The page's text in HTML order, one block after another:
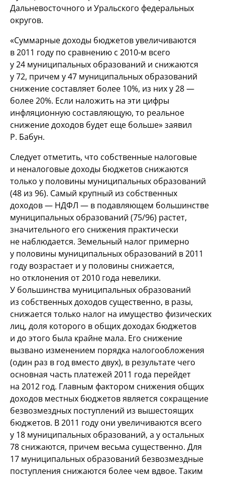
Дальневосточного и Уральского федеральных
округов.
«Суммарные доходы бюджетов увеличиваются
в 2011 году по сравнению с 2010-м всего
у 24 муниципальных образований и снижаются
у 72, причем у 47 муниципальных образований
снижение составляет более 10%, из них у 28 —
более 20%. Если наложить на эти цифры
инфляционную составляющую, то реальное
снижение доходов будет еще больше» заявил
Р. Бабун.
Следует отметить, что собственные налоговые
и неналоговые доходы бюджетов снижаются
только у половины муниципальных образований
(48 из 96). Самый крупный из собственных
доходов — НДФЛ — в подавляющем большинстве
муниципальных образований (75/96) растет,
значительного его снижения практически
не наблюдается. Земельный налог примерно
у половины муниципальных образований в 2011
году возрастает и у половины снижается,
но отклонения от 2010 года невелики.
У большинства муниципальных образований
из собственных доходов существенно, в разы,
снижается только налог на имущество физических
лиц, доля которого в общих доходах бюджетов
и до этого была крайне мала. Его снижение
вызвано изменением порядка налогообложения
(один раз в год вместо двух), в результате чего
основная часть платежей 2011 года перейдет
на 2012 год. Главным фактором снижения общих
доходов местных бюджетов является сокращение
безвозмездных поступлений из вышестоящих
бюджетов. В 2011 году они увеличиваются всего
у 18 муниципальных образований, а у остальных
78 снижаются, причем весьма существенно. Для
17 муниципальных образований безвозмездные
поступления снижаются более чем вдвое. Таким